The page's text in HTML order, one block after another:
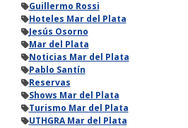
Guillermo Rossi
Hoteles Mar del Plata
Jesús Osorno
Mar del Plata
Noticias Mar del Plata
Pablo Santín
Reservas
Shows Mar del Plata
Turismo Mar del Plata
UTHGRA Mar del Plata